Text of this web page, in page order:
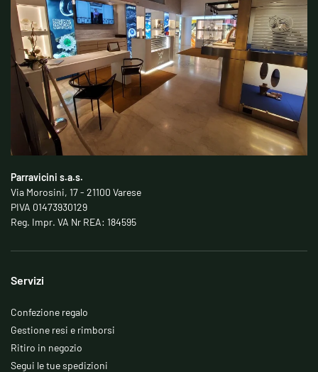
Parravicini s.a.s.
Via Morosini, 17 - 21100 Varese
PIVA 01473930129
Reg. Impr. VA Nr REA: 184595
Servizi
Confezione regalo
Gestione resi e rimborsi
Ritiro in negozio
Segui le tue spedizioni